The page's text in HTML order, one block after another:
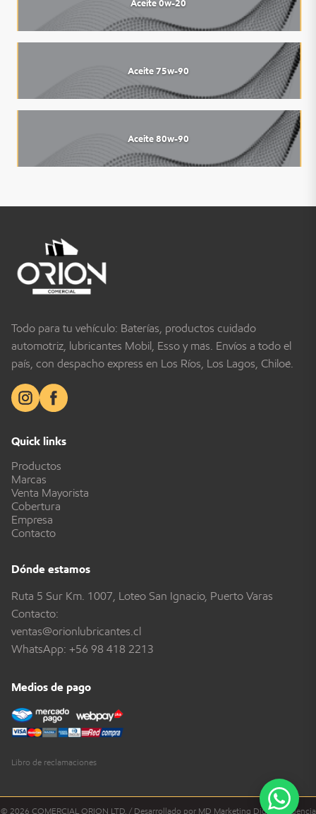
Aceite 0w-20
Aceite 75w-90
Aceite 80w-90
Todo para tu vehículo: Baterías, productos cuidado
automotriz, lubricantes Mobil, Esso y más. Envíos a todo el
país, con despacho express en Los Ríos, Los Lagos, Chiloé.
Quick links
Productos
Marcas
Venta Mayorista
Cobertura
Empresa
Contacto
Dónde estamos
Ruta 5 Sur Km. 1007, Loteo San Ignacio, Puerto Varas
Contacto:
ventas@orionlubricantes.cl
WhatsApp: +56 98 418 2213
Medios de pago
Libro de reclamaciones
© 2026 COMERCIAL ORION LTD. / Desarrollado por MD Marketing Digital - Agencia